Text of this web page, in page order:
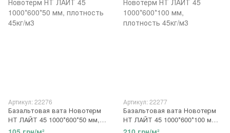
Артикул: 22276
Базальтовая вата Новотерм
НТ ЛАЙТ 45 1000*600*50 мм,
плотность 45кг/м3
Артикул: 22277
Базальтовая вата Новотерм
НТ ЛАЙТ 45 1000*600*100 мм,
плотность 45кг/м3